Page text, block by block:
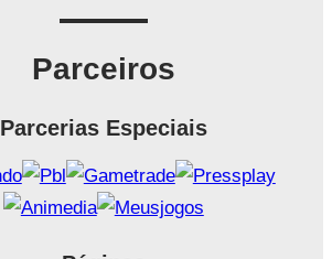
Parceiros
Parcerias Especiais